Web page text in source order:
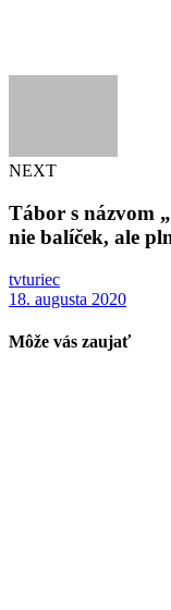
NEXT
Tábor s názvom
nie balíček, ale
tvturiec
18. augusta 2020
Môže vás zaujať